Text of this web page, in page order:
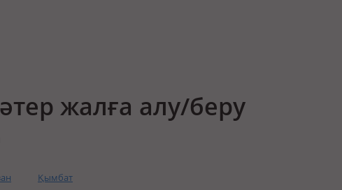
жалға алу/беру
Қымбат